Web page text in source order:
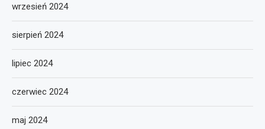
wrzesień 2024
sierpień 2024
lipiec 2024
czerwiec 2024
maj 2024